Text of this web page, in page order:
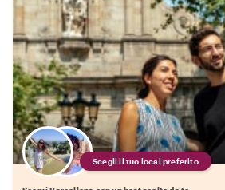
Scegli il tuo local preferito